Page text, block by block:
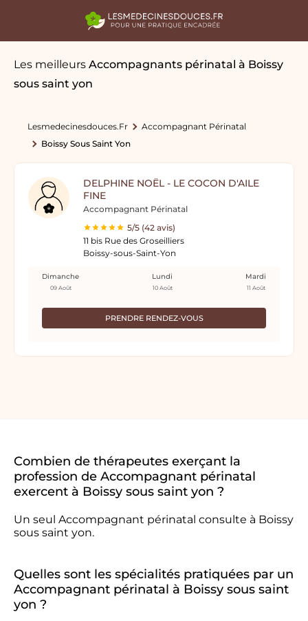
Les meilleurs Accompagnants périnatal à Boissy
sous saint yon
Lesmedecinesdouces.fr
Accompagnant Périnatal
Boissy Sous Saint Yon
DELPHINE NOËL - LE COCON D'AILE
FINE
Accompagnant Périnatal
5/5 (42 avis)
11 bis Rue des Groseilliers
Boissy-sous-Saint-Yon
PRENDRE RENDEZ-VOUS
Dimanche
09 Août
Lundi
10 Août
Mardi
11 Août
Combien de thérapeutes exerçant la
profession de Accompagnant périnatal
exercent à Boissy sous saint yon ?
Un seul Accompagnant périnatal consulte à Boissy
sous saint yon.
Quelles sont les spécialités pratiquées par un
Accompagnant périnatal à Boissy sous saint
yon ?